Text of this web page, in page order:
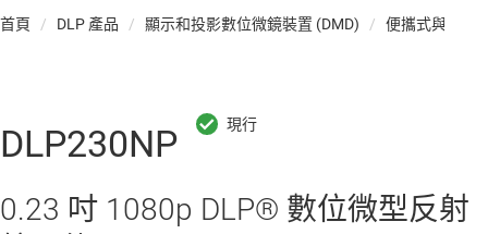
首頁 DLP 產品 顯示和投影數位微鏡裝置 (DMD) 便攜式與消費
DLP230NP
0.23 吋 1080p DLP® 數位微型反射